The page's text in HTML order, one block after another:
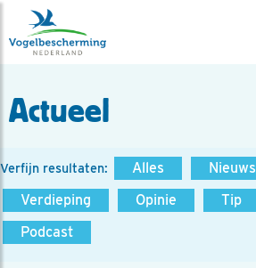
Actueel
Verfijn resultaten: Alles Nieuws
Verdieping
Opinie Tip
Podcast